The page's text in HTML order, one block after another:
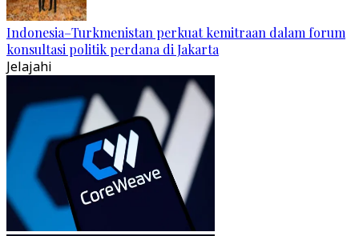
Indonesia–Turkmenistan perkuat kemitraan dalam forum
konsultasi politik perdana di Jakarta
Jelajahi